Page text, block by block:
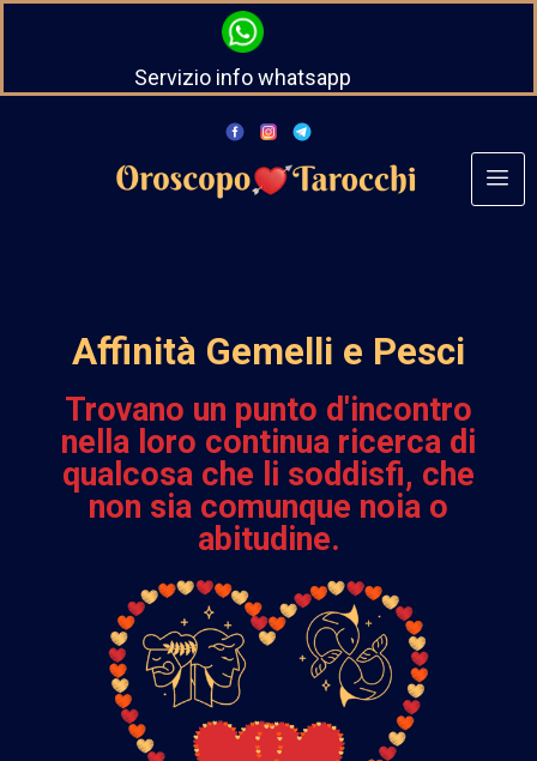
Servizio info whatsapp
Affinità Gemelli e Pesci
Trovano un punto d'incontro
nella loro continua ricerca di
qualcosa che li soddisfi, che
non sia comunque noia o
abitudine.